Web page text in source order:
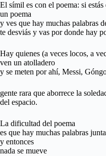
El símil es con el poema: si estás
un poema
y ves que hay muchas palabras
te desviás y vas por donde hay
Hay quienes (a veces locos, a
ven un atolladero
y se meten por ahí, Messi,
gente rara que aborrece la
del espacio.
La dificultad del poema
es que hay muchas palabras
y entonces
nada se mueve